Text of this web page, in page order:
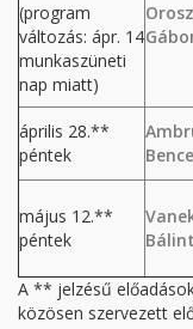
(program
változás: ápr. 14
munkaszüneti
nap miatt)
Orosz
április 28.**
péntek
Bence
május 12.**
péntek
Bálint
A ** jelzésű
közösen szervezett